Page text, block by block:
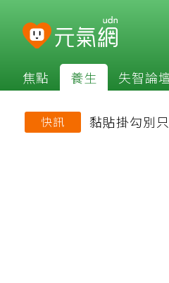
焦點 養生 失智論
快訊 黏貼掛勾別